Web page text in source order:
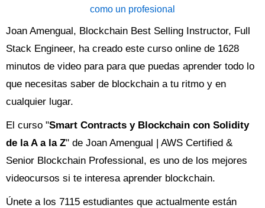
como un profesional
Joan Amengual, Blockchain Best Selling Instructor, Full
Stack Engineer, ha creado este curso online de 1628
minutos de video para para que puedas aprender todo lo
que necesitas saber de blockchain a tu ritmo y en
cualquier lugar.
El curso "Smart Contracts y Blockchain con Solidity
de la A a la Z" de Joan Amengual | AWS Certified &
Senior Blockchain Professional, es uno de los mejores
videocursos si te interesa aprender blockchain.
Únete a los 7115 estudiantes que actualmente están